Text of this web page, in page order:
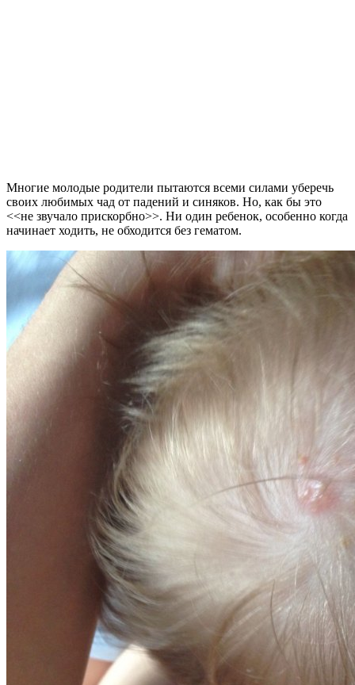
Многие молодые родители пытаются всеми силами уберечь
своих любимых чад от падений и синяков. Но, как бы это
<<не звучало прискорбно>>. Ни один ребенок, особенно когда
начинает ходить, не обходится без гематом.